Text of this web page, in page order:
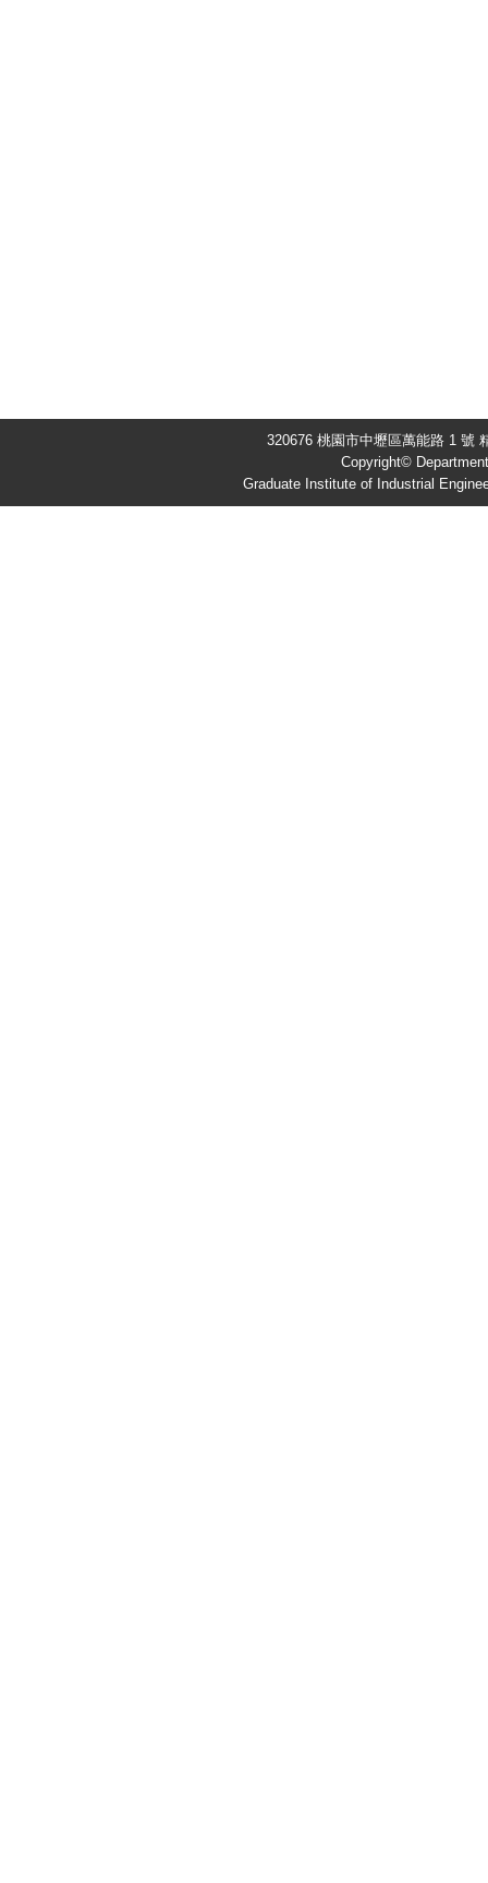
320676 桃園市中壢區萬能路 1 號
Copyright©
Graduate Institute of Industrial